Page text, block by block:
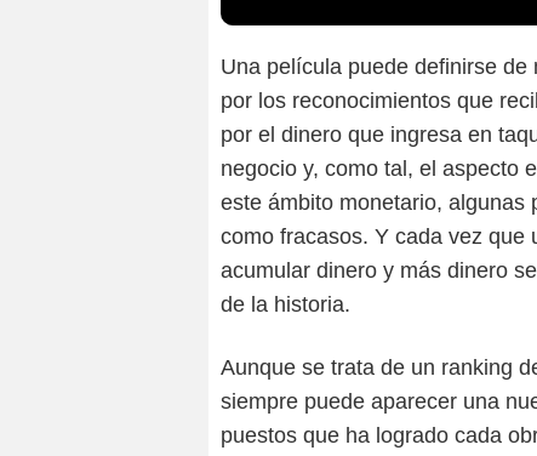
Una película puede definirse
por los reconocimientos que
por el dinero que ingresa en
negocio y, como tal, el aspecto
este ámbito monetario, algunas
como fracasos. Y cada vez que
acumular dinero y más dinero
de la historia.
Aunque se trata de un ranking
siempre puede aparecer una
puestos que ha logrado cada